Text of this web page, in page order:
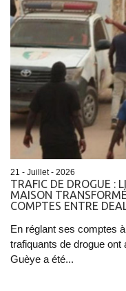
21 - Juillet - 2026
TRAFIC DE DROGUE :
MAISON
COMPTES ENTRE
En réglant ses comptes
trafiquants de drogue ont
Guèye a été...